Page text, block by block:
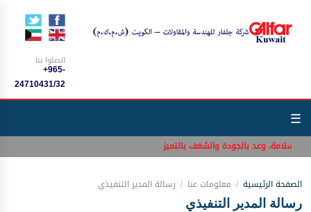
اتصلوا بنا
+965-
24710431/32
☰
بالسلامة، وعد بالجودة والشغف بالتميز
الصفحة الرئيسية معلومات عنا رسالة المدير التنفيذي
رسالة المدير التنفيذي